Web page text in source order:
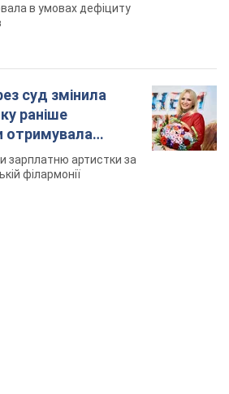
в умовах дефіциту
суд змінила
раніше
отримувала
зарплатню артистки за
філармонії